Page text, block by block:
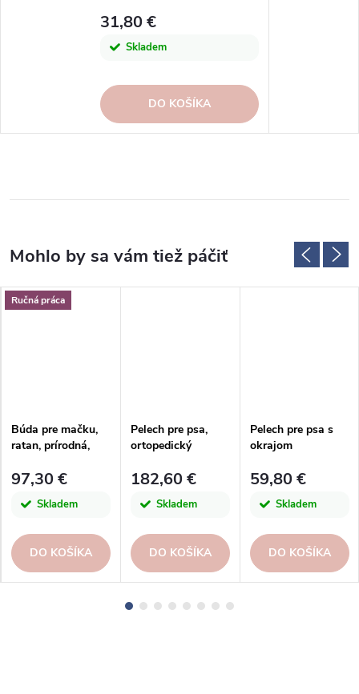
31,80 €
Skladem
DO KOŠÍKA
Ručná práca
Búda pre mačku,
ratan, prírodná,
97,30 €
Skladem
DO KOŠÍKA
Pelech pre psa,
ortopedický
hnedosivá|Taupe|M
182,60 €
Skladem
DO KOŠÍKA
Pelech pre psa s
okrajom
COCOON, sand
59,80 €
Skladem
DO KOŠÍKA